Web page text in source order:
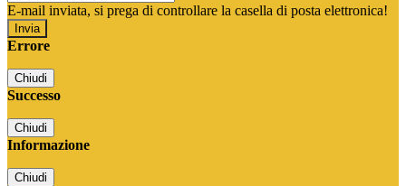
E-mail inviata, si prega di controllare la casella di posta elettronica!
Errore
Chiudi
Successo
Chiudi
Informazione
Chiudi